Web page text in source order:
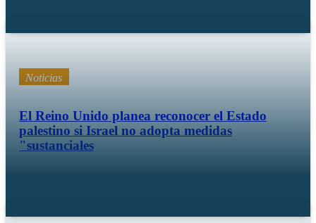
Noticias
El Reino Unido planea reconocer el Estado
palestino si Israel no adopta medidas
"sustanciales